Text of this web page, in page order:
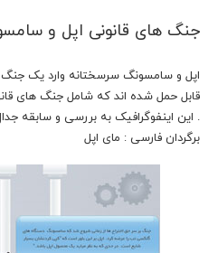
جنگ های قانونی اپل و
اپل و سامسونگ سرسختانه وارد یک جنگ
قابل حمل شده اند که شامل جنگ های
. این اینفوگرافیک به بررسی و سابقه
برگردان فارسی : مای اپل